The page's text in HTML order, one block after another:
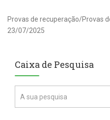
Provas de recuperação/Provas
23/07/2025
Caixa de Pesquisa